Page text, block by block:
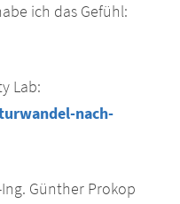
ich das Gefühl:
Lab:
nach-
Günther Prokop